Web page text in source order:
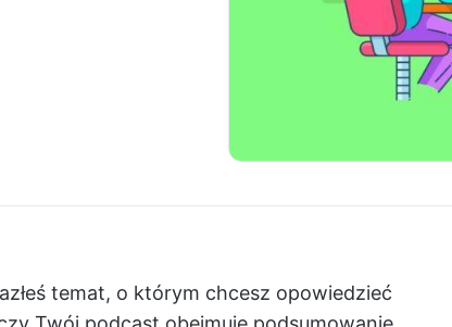
temat, o którym chcesz opowiedzieć